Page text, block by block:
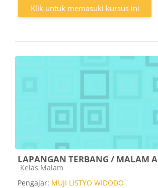
Klik untuk memasuki kursus ini
LAPANGAN TERBANG / MALAM A
Kategori kursus
Kelas Malam
Pengajar: MUJI LISTYO WIDODO